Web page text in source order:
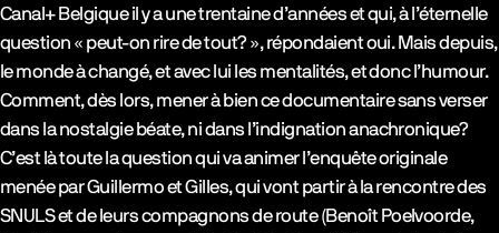
Canal+ Belgique il y a une trentaine d’années et qui, à l’éternelle
question « peut-on rire de tout? », répondaient oui. Mais depuis,
le monde à changé, et avec lui les mentalités, et donc l’humour.
Comment, dès lors, mener à bien ce documentaire sans verser
dans la nostalgie béate, ni dans l’indignation anachronique?
C’est là toute la question qui va animer l’enquête originale
menée par Guillermo et Gilles, qui vont partir à la rencontre des
SNULS et de leurs compagnons de route (Benoît Poelvoorde,